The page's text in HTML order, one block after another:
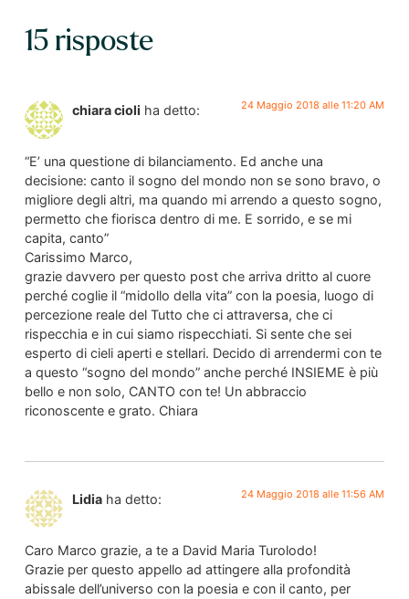
15 risposte
chiara cioli ha detto: 24 Maggio 2018 alle 11:20 AM
“E’ una questione di bilanciamento. Ed anche una
decisione: canto il sogno del mondo non se sono bravo, o
migliore degli altri, ma quando mi arrendo a questo sogno,
permetto che fiorisca dentro di me. E sorrido, e se mi
capita, canto”
Carissimo Marco,
grazie davvero per questo post che arriva dritto al cuore
perché coglie il “midollo della vita” con la poesia, luogo di
percezione reale del Tutto che ci attraversa, che ci
rispecchia e in cui siamo rispecchiati. Si sente che sei
esperto di cieli aperti e stellari. Decido di arrendermi con te
a questo “sogno del mondo” anche perché INSIEME è più
bello e non solo, CANTO con te! Un abbraccio
riconoscente e grato. Chiara
Lidia ha detto: 24 Maggio 2018 alle 11:56 AM
Caro Marco grazie, a te a David Maria Turolodo!
Grazie per questo appello ad attingere alla profondità
abissale dell’universo con la poesia e con il canto, per